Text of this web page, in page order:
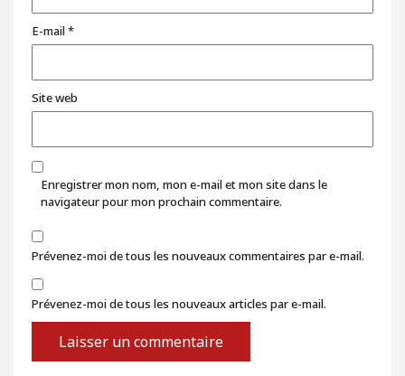
E-mail*
Site web
Enregistrer mon nom, mon e-mail et mon site dans le
navigateur pour mon prochain commentaire.
Prévenez-moi de tous les nouveaux commentaires par e-mail.
Prévenez-moi de tous les nouveaux articles par e-mail.